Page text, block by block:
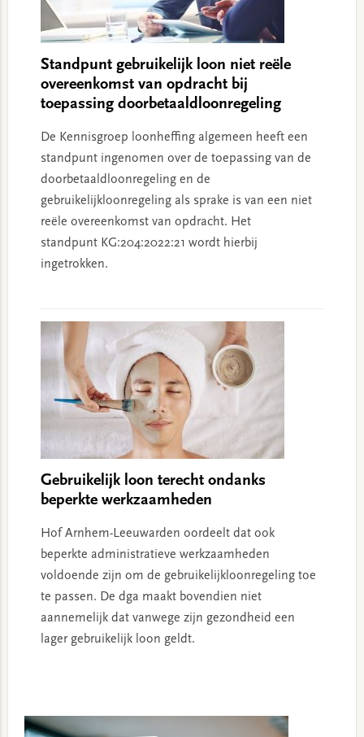
Standpunt gebruikelijk loon niet reële
overeenkomst van opdracht bij
toepassing doorbetaaldloonregeling
De Kennisgroep loonheffing algemeen heeft een
standpunt ingenomen over de toepassing van de
doorbetaaldloonregeling en de
gebruikelijkloonregeling als sprake is van een niet
reële overeenkomst van opdracht. Het
standpunt KG:204:2022:21 wordt hierbij
ingetrokken.
Gebruikelijk loon terecht ondanks
beperkte werkzaamheden
Hof Arnhem-Leeuwarden oordeelt dat ook
beperkte administratieve werkzaamheden
voldoende zijn om de gebruikelijkloonregeling toe
te passen. De dga maakt bovendien niet
aannemelijk dat vanwege zijn gezondheid een
lager gebruikelijk loon geldt.
Sidebar